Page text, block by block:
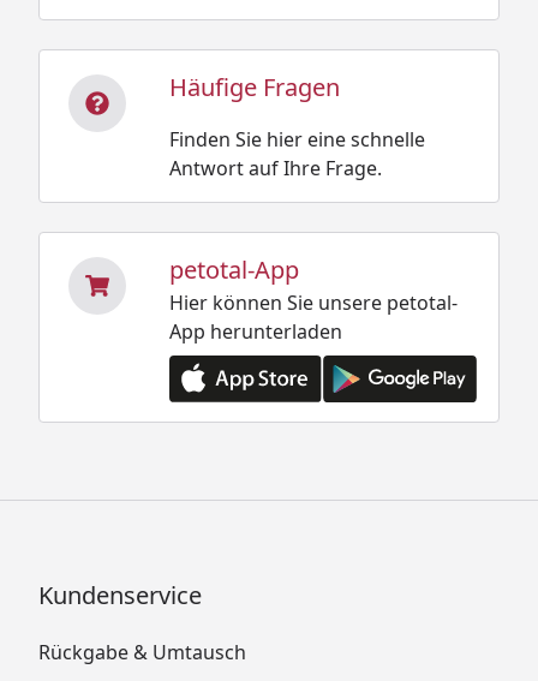
Häufige Fragen
Finden Sie hier eine schnelle
Antwort auf Ihre Frage.
petotal-App
Hier können Sie unsere petotal-
App herunterladen
Kundenservice
Rückgabe & Umtausch